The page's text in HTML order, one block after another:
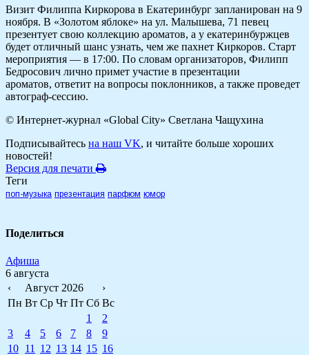
Визит Филиппа Киркорова в Екатеринбург запланирован на 9
ноября. В «Золотом яблоке» на ул. Малышева, 71 певец
презентует свою коллекцию ароматов, а у екатеринбуржцев
будет отличный шанс узнать, чем же пахнет Киркоров. Старт
мероприятия — в 17:00. По словам организаторов, Филипп
Бедросович лично примет участие в презентации
ароматов, ответит на вопросы поклонников, а также проведет
автограф-сессию.
© Интернет-журнал «Global City» Светлана Чащухина
Подписывайтесь на наш VK, и читайте больше хороших
новостей!
Версия для печати
Теги
поп-музыка презентация парфюм юмор
Поделиться
Афиша
6 августа
‹
Август 2026
›
Пн Вт Ср Чт Пт Сб Вс
1
2
3
4 5 6 7 8
9
10 11 12 13 14 15 16